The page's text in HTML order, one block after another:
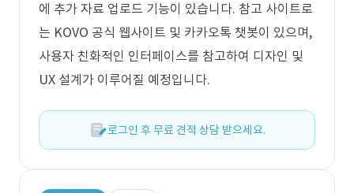
에 추가 자료 업로드 기능이 있습니다. 참고 사이트로
는 KOVO 공식 웹사이트 및 카카오톡 챗봇이 있으며,
사용자 친화적인 인터페이스를 참고하여 디자인 및
UX 설계가 이루어질 예정입니다.
로그인 후 무료 견적 상담 받으세요.